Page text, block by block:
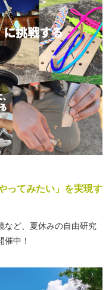
シー
ってみたい」を実現す
など、夏休みの自由研究
中！